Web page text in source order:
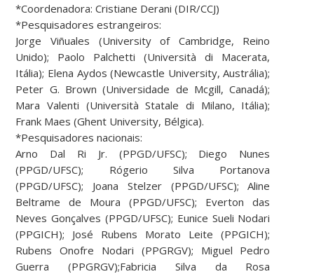
*Coordenadora: Cristiane Derani (DIR/CCJ)
*Pesquisadores estrangeiros:
Jorge Viñuales (University of Cambridge, Reino
Unido); Paolo Palchetti (Università di Macerata,
Itália); Elena Aydos (Newcastle University, Austrália);
Peter G. Brown (Universidade de Mcgill, Canadá);
Mara Valenti (Università Statale di Milano, Itália);
Frank Maes (Ghent University, Bélgica).
*Pesquisadores nacionais:
Arno Dal Ri Jr. (PPGD/UFSC); Diego Nunes
(PPGD/UFSC); Rógerio Silva Portanova
(PPGD/UFSC); Joana Stelzer (PPGD/UFSC); Aline
Beltrame de Moura (PPGD/UFSC); Everton das
Neves Gonçalves (PPGD/UFSC); Eunice Sueli Nodari
(PPGICH); José Rubens Morato Leite (PPGICH);
Rubens Onofre Nodari (PPGRGV); Miguel Pedro
Guerra (PPGRGV);Fabricia Silva da Rosa